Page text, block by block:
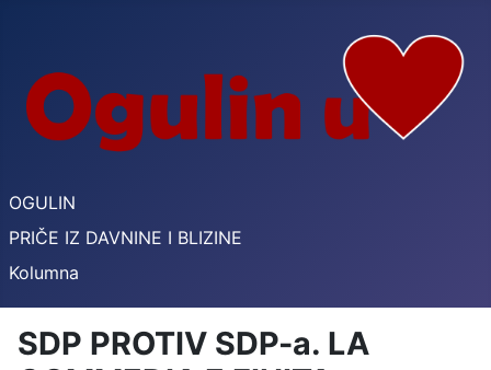
OGULIN
PRIČE IZ DAVNINE I BLIZINE
Kolumna
SDP PROTIV SDP-a. LA